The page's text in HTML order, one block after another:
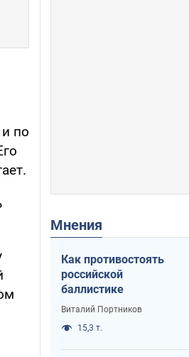
по
Мнения
Как противостоять
российской
баллистике
Виталий Портников
15,3 т.